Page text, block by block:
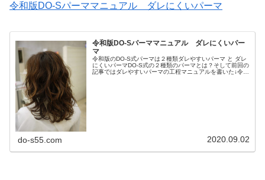
令和版DO-Sパーママニュアル ダレにくいパーマ
令和版DO-Sパーママニュアル ダレにくいパー
マ
令和版のDO-S式パーマは２種類ダレやすいパーマ と ダレ
にくいパーマDO-S式の２種類のパーマとは？そして前回の
記事ではダレやすいパーマの工程マニュアルを書いた↓令和
do-s55.com 2020.09.02